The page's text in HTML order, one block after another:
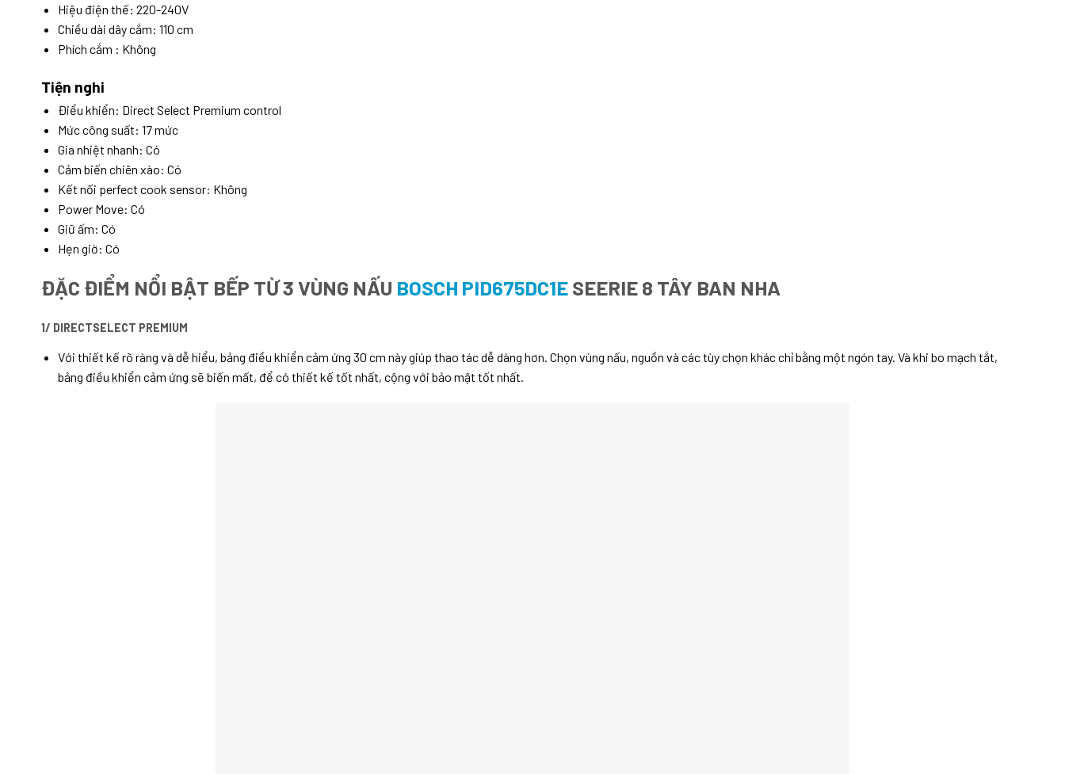
Hiệu điện thế: 220-240V
Chiều dài dây cắm: 110 cm
Phích cắm : Không
Tiện nghi
Điểu khiển: Direct Select Premium control
Mức công suất: 17 mức
Gia nhiệt nhanh: Có
Cảm biến chiên xào: Có
Kết nối perfect cook sensor: Không
Power Move: Có
Giữ ấm: Có
Hẹn giờ: Có
ĐẶC ĐIỂM NỔI BẬT BẾP TỪ 3 VÙNG NẤU BOSCH PID675DC1ESEERIE 8 TÂY BAN NHA
1/ DIRECTSELECT PREMIUM
Với thiết kế rõ ràng và dễ hiểu, bảng điều khiển cảm ứng 30 cm này giúp thao tác dễ dàng hơn. Chọn vùng nấu, nguồn và các tùy chọn khác chỉ bằng một ngón tay. Và khi bo mạch tắt,
bảng điều khiển cảm ứng sẽ biến mất, để có thiết kế tốt nhất, cộng với bảo mật tốt nhất.